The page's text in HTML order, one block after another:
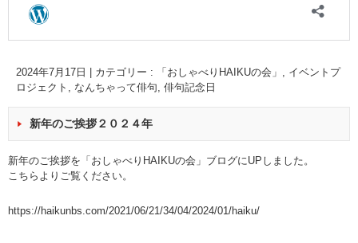
2024年7月17日 カテゴリー : 「おしゃべりHAIKUの会」 , イベントプ
ロジェクト , なんちゃって俳句, 俳句記念日
新年のご挨拶２０２４年
新年のご挨拶を「おしゃべりHAIKUの会」ブログにUPしました。
こちらよりご覧ください。
https://haikunbs.com/2021/06/21/34/04/2024/01/haiku/